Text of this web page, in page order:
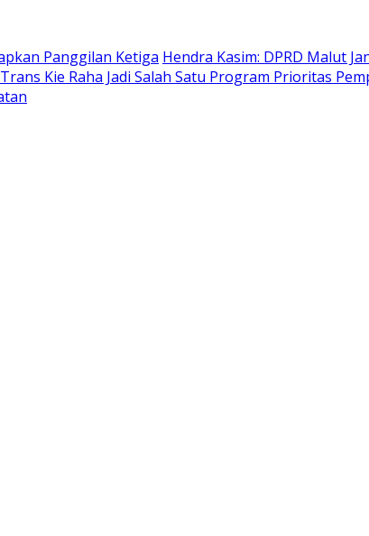
Panggilan Ketiga Hendra Kasim: DPRD Malut
Trans Kie Raha Jadi Salah Satu Program Prioritas